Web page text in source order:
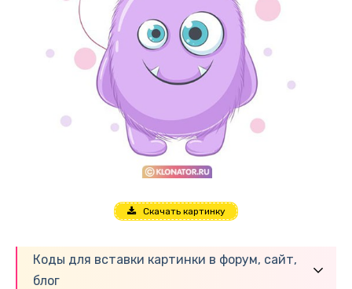
Скачать картинку
Коды для вставки картинки в форум, сайт,
блог